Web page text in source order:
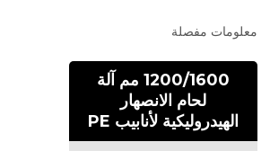
معلومات مفصلة
1200/1600 مم آلة
لحام الانصهار
الهيدروليكية لأنابيب PE